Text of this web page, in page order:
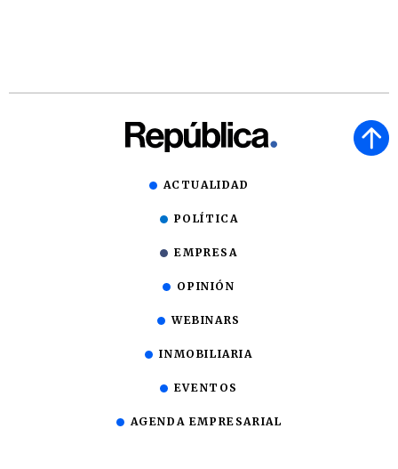
ACTUALIDAD
POLÍTICA
EMPRESA
OPINIÓN
WEBINARS
INMOBILIARIA
EVENTOS
AGENDA EMPRESARIAL